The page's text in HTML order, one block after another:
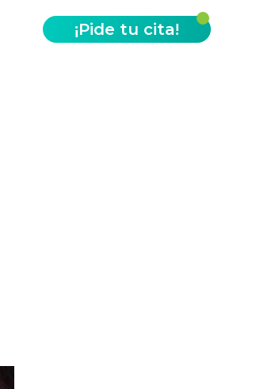
¡Pide tu cita!